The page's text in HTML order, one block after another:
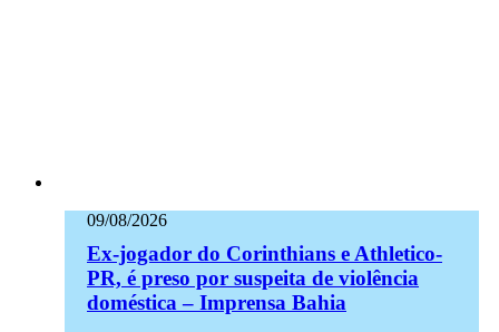
09/08/2026
Ex-jogador do Corinthians e Athletico-
PR, é preso por suspeita de violência
doméstica – Imprensa Bahia